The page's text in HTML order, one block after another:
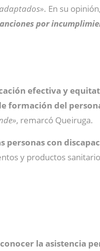
. En su opinión,
por
efectiva y
formación del
, remarcó Queiruga.
personas con
y productos
la asistencia